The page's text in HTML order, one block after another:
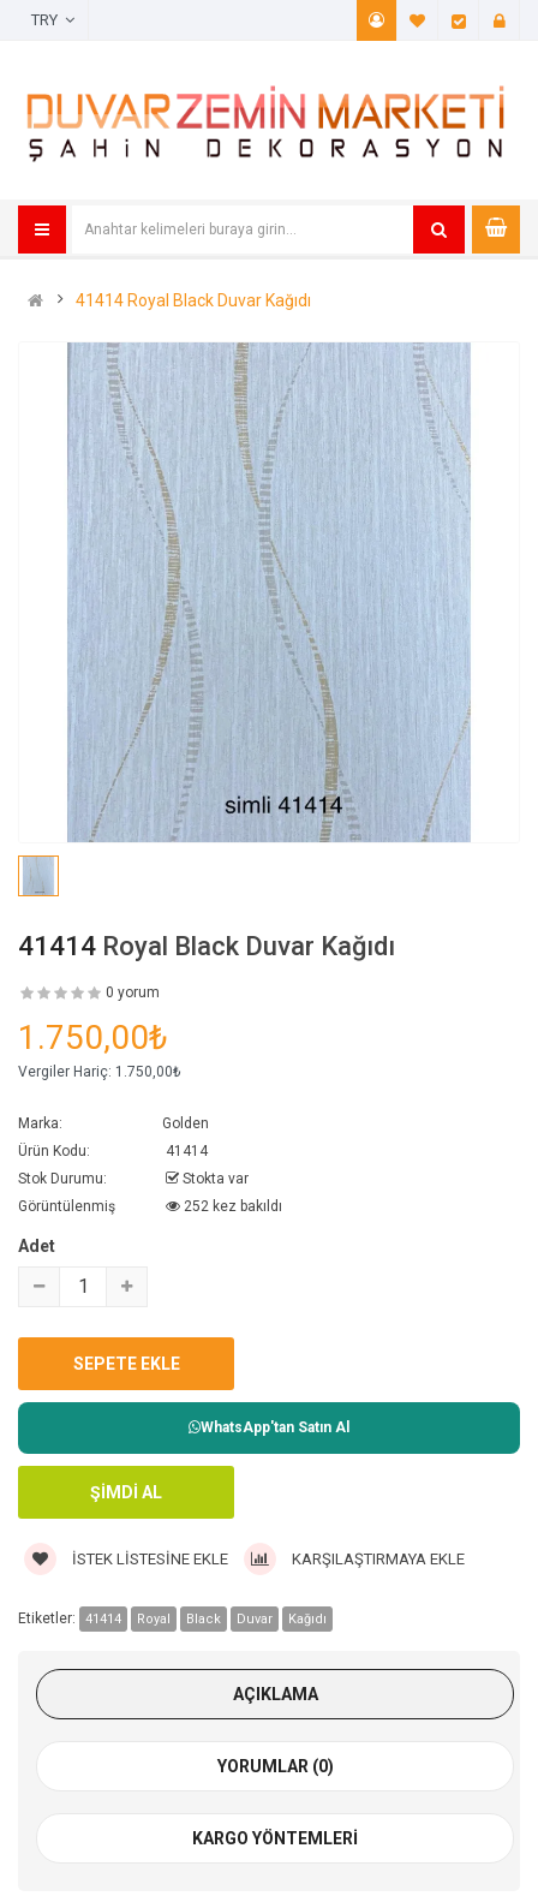
A. Listem
41414 Royal Black Duvar Kağıdı
41414 Royal Black Duvar Kağıdı
0 yorum
1.750,00₺
Vergiler Hariç: 1.750,00₺
Marka:
Golden
Ürün Kodu:
41414
Stok Durumu:
Stokta var
Görüntülenmiş
252 kez bakıldı
Adet
WhatsApp'tan Satın Al
İSTEK LISTESINE EKLE KARŞILAŞTIRMAYA EKLE
Etiketler: 41414 Royal Black Duvar Kağıdı
AÇIKLAMA
YORUMLAR (0)
KARGO YÖNTEMLERI